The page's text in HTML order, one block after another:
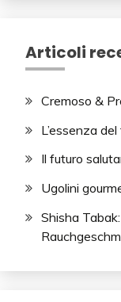
Articoli
Cremoso &
L’essenza
Il futuro
Ugolini
Shisha